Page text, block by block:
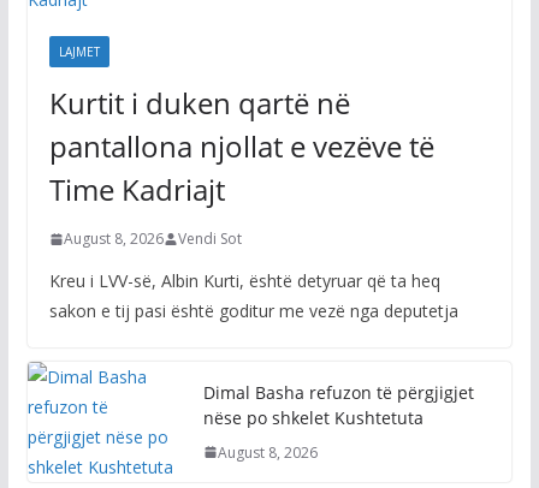
LAJMET
Kurtit i duken qartë në
pantallona njollat e vezëve të
Time Kadriajt
August 8, 2026 Vendi Sot
Kreu i LVV-së, Albin Kurti, është detyruar që ta heq
sakon e tij pasi është goditur me vezë nga deputetja
Dimal Basha refuzon të përgjigjet
nëse po shkelet Kushtetuta
August 8, 2026